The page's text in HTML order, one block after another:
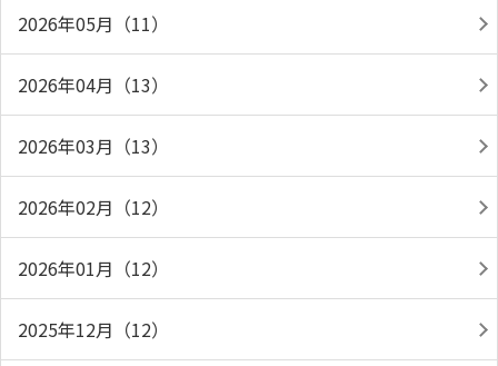
2026年05月（11）
2026年04月（13）
2026年03月（13）
2026年02月（12）
2026年01月（12）
2025年12月（12）